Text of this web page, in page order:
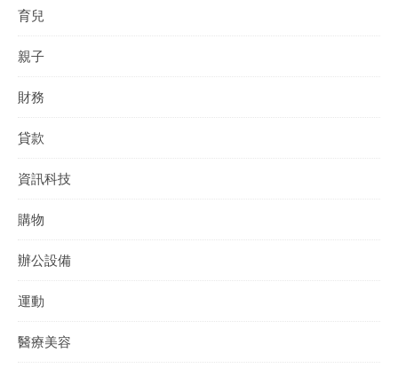
育兒
親子
財務
貸款
資訊科技
購物
辦公設備
運動
醫療美容